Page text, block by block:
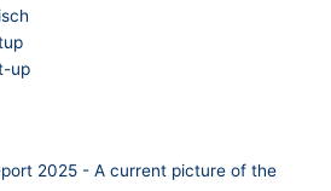
up
2025 - A current picture of the